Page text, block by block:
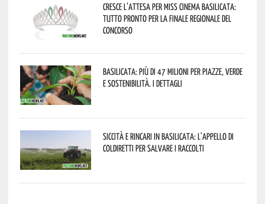
Cresce l’attesa per Miss Cinema Basilicata:
tutto pronto per la finale regionale del
concorso
Basilicata: più di 47 milioni per piazze, verde
e sostenibilità. I dettagli
Siccità e rincari in Basilicata: l’appello di
Coldiretti per salvare i raccolti